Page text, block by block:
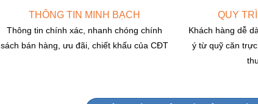
THÔNG TIN MINH BẠCH
Thông tin chính xác, nhanh chóng chính
sách bán hàng, ưu đãi, chiết khấu của CĐT
QUY
Khách hàng dễ
ý từ quỹ căn